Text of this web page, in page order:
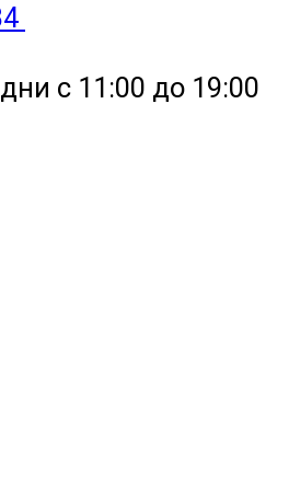
с 11:00 до 19:00